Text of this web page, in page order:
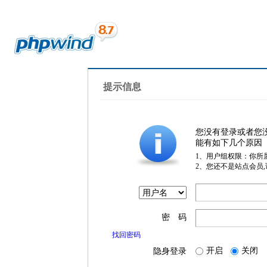
提示信息
您没有登录或者您
能有如下几个原因
1、用户组权限：你所
2、您还不是站点会员
密 码
找回密码
隐身登录 开启 关闭